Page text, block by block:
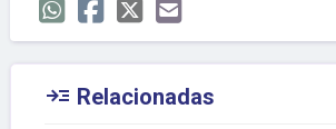
 Relacionadas